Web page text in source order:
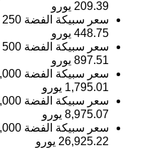
209.39 يورو
سعر سبيكة الفضة 250 جرام (ربع كيلو) في قبرص:
448.75 يورو
سعر سبيكة الفضة 500 جرام (نصف كيلو) في قبرص:
897.51 يورو
سعر سبيكة الفضة 1,000 جرام (1 كيلو) في قبرص:
1,795.01 يورو
سعر سبيكة الفضة 5,000 جرام (5 كيلو) في قبرص:
8,975.07 يورو
سعر سبيكة الفضة 15,000 جرام (15 كيلو) في قبرص:
26,925.22 يورو